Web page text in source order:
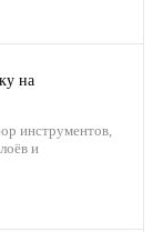
на
инструментов,
и